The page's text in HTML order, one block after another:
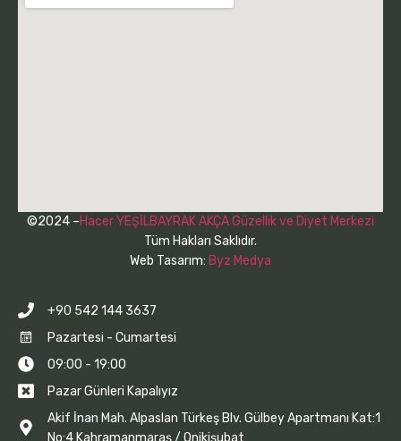
©2024 –Hacer YEŞİLBAYRAK AKÇA Güzellik ve Diyet Merkezi
Tüm Hakları Saklıdır.
Web Tasarım: Byz Medya
+90 542 144 3637
Pazartesi - Cumartesi
09:00 - 19:00
Pazar Günleri Kapalıyız
Akif İnan Mah. Alpaslan Türkeş Blv. Gülbey Apartmanı Kat:1